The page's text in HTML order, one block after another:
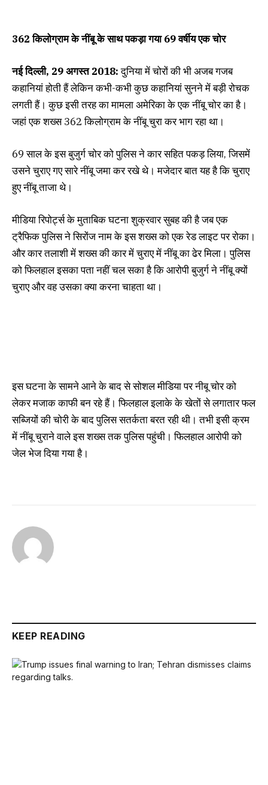
362 किलोग्राम के नींबू के साथ पकड़ा गया 69 वर्षीय एक चोर
नई दिल्ली, 29 अगस्त 2018:दुनिया में चोरों की भी अजब गजब
कहानियां होती हैं लेकिन कभी-कभी कुछ कहानियां सुनने में बड़ी रोचक
लगती हैं। कुछ इसी तरह का मामला अमेरिका के एक नींबू चोर का है।
जहां एक शख्स 362 किलोग्राम के नींबू चुरा कर भाग रहा था।
69 साल के इस बुजुर्ग चोर को पुलिस ने कार सहित पकड़ लिया, जिसमें
उसने चुराए गए सारे नींबू जमा कर रखे थे। मजेदार बात यह है कि चुराए
हुए नींबू ताजा थे।
मीडिया रिपोर्ट्स के मुताबिक घटना शुक्रवार सुबह की है जब एक
ट्रैफिक पुलिस ने सिरोंज नाम के इस शख्स को एक रेड लाइट पर रोका।
और कार तलाशी में शख्स की कार में चुराए में नींबू का ढेर मिला। पुलिस
को फिलहाल इसका पता नहीं चल सका है कि आरोपी बुजुर्ग ने नींबू क्यों
चुराए और वह उसका क्या करना चाहता था।
इस घटना के सामने आने के बाद से सोशल मीडिया पर नीबू चोर को
लेकर मजाक काफी बन रहे हैं। फिलहाल इलाके के खेतों से लगातार फल
सब्जियों की चोरी के बाद पुलिस सतर्कता बरत रही थी। तभी इसी क्रम
में नींबू चुराने वाले इस शख्स तक पुलिस पहुंची। फिलहाल आरोपी को
जेल भेज दिया गया है।
KEEP READING